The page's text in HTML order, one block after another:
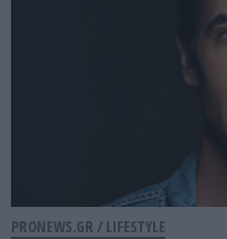
PRONEWS.GR / LIFESTYLE